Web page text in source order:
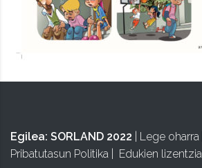
Egilea: SORLAND 2022 Lege oharra
Pribatutasun Politika
Edukien lizentzia